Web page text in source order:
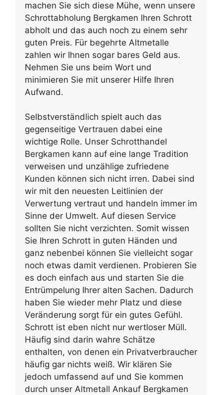
machen Sie sich diese Mühe, wenn unsere
Schrottabholung Bergkamen Ihren Schrott
abholt und das auch noch zu einem sehr
guten Preis. Für begehrte Altmetalle
zahlen wir Ihnen sogar bares Geld aus.
Nehmen Sie uns beim Wort und
minimieren Sie mit unserer Hilfe Ihren
Aufwand.
Selbstverständlich spielt auch das
gegenseitige Vertrauen dabei eine
wichtige Rolle. Unser Schrotthandel
Bergkamen kann auf eine lange Tradition
verweisen und unzählige zufriedene
Kunden können sich nicht irren. Dabei sind
wir mit den neuesten Leitlinien der
Verwertung vertraut und handeln immer im
Sinne der Umwelt. Auf diesen Service
sollten Sie nicht verzichten. Somit wissen
Sie Ihren Schrott in guten Händen und
ganz nebenbei können Sie vielleicht sogar
noch etwas damit verdienen. Probieren Sie
es doch einfach aus und starten Sie die
Entrümpelung Ihrer alten Sachen. Dadurch
haben Sie wieder mehr Platz und diese
Veränderung sorgt für ein gutes Gefühl.
Schrott ist eben nicht nur wertloser Müll.
Häufig sind darin wahre Schätze
enthalten, von denen ein Privatverbraucher
häufig gar nichts weiß. Wir klären Sie
jedoch umfassend auf und Sie kommen
durch unser Altmetall Ankauf Bergkamen